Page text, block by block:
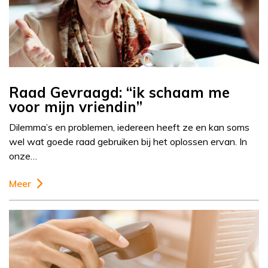
Raad Gevraagd: “ik schaam me
voor mijn vriendin”
Dilemma’s en problemen, iedereen heeft ze en kan soms
wel wat goede raad gebruiken bij het oplossen ervan. In
onze…
Meer